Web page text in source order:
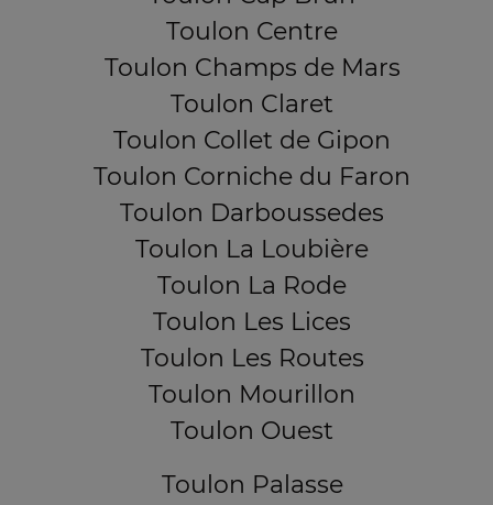
Toulon Centre
Toulon Champs de Mars
Toulon Claret
Toulon Collet de Gipon
Toulon Corniche du Faron
Toulon Darboussedes
Toulon La Loubière
Toulon La Rode
Toulon Les Lices
Toulon Les Routes
Toulon Mourillon
Toulon Ouest
Toulon Palasse